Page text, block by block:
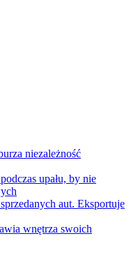
niezależność
upału, by nie
aut. Eksportuje
wnętrza swoich